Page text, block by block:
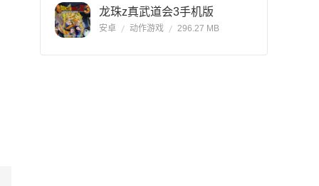
龙珠z真武道会3手机版
安卓 动作游戏 296.27 MB